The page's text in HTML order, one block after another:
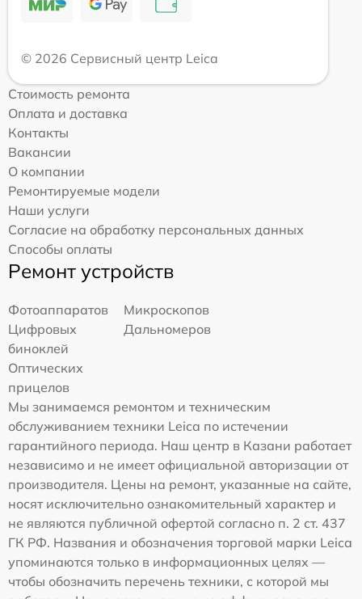
© 2026 Сервисный центр Leica
Стоимость ремонта
Оплата и доставка
Контакты
Вакансии
О компании
Ремонтируемые модели
Наши услуги
Согласие на обработку персональных данных
Способы оплаты
Ремонт устройств
Фотоаппаратов
Микроскопов
Цифровых
биноклей
Дальномеров
Оптических
прицелов
Мы занимаемся ремонтом и техническим
обслуживанием техники Leica по истечении
гарантийного периода. Наш центр в Казани работает
независимо и не имеет официальной авторизации от
производителя. Цены на ремонт, указанные на сайте,
носят исключительно ознакомительный характер и
не являются публичной офертой согласно п. 2 ст. 437
ГК РФ. Названия и обозначения торговой марки Leica
упоминаются только в информационных целях —
чтобы обозначить перечень техники, с которой мы